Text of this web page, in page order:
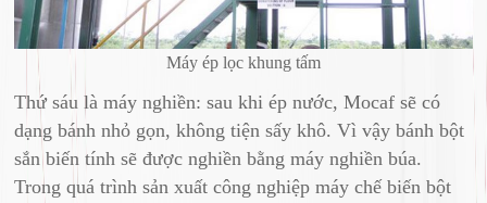
Máy ép lọc khung tấm
Thứ sáu là máy nghiền: sau khi ép nước, Mocaf sẽ có
dạng bánh nhỏ gọn, không tiện sấy khô. Vì vậy bánh bột
sắn biến tính sẽ được nghiền bằng máy nghiền búa.
Trong quá trình sản xuất công nghiệp máy chế biến bột